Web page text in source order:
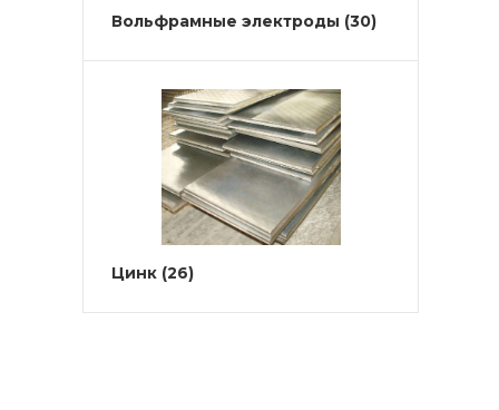
Вольфрамные электроды (30)
Цинк (26)